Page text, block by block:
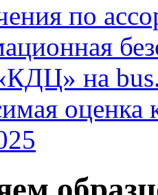
по
на
оценка